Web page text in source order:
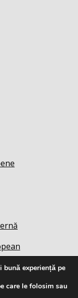
experiență pe
care le folosim sau